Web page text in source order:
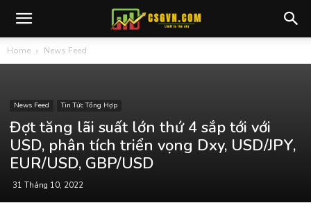
Home News Feed
News Feed Tin Tức Tổng Hợp
Đợt tăng lãi suất lớn thứ 4 sắp tới với
USD, phân tích triển vọng Dxy, USD/JPY,
EUR/USD, GBP/USD
31 Tháng 10, 2022